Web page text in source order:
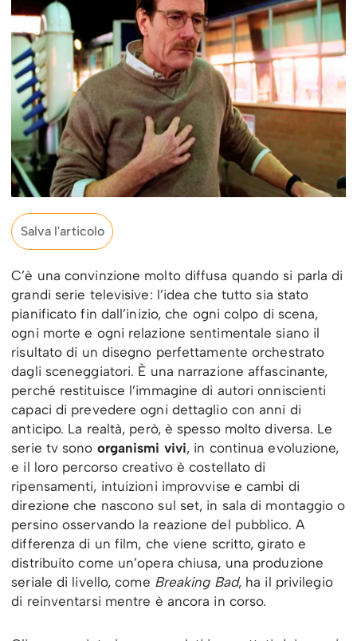
Salva l'articolo
C’è una convinzione molto diffusa quando si parla di
grandi serie televisive: l’idea che tutto sia stato
pianificato fin dall’inizio, che ogni colpo di scena,
ogni morte e ogni relazione sentimentale siano il
risultato di un disegno perfettamente orchestrato
dagli sceneggiatori. È una narrazione affascinante,
perché restituisce l’immagine di autori onniscienti
capaci di prevedere ogni dettaglio con anni di
anticipo. La realtà, però, è spesso molto diversa. Le
serie tv sono organismi vivi, in continua evoluzione,
e il loro percorso creativo è costellato di
ripensamenti, intuizioni improvvise e cambi di
direzione che nascono sul set, in sala di montaggio o
persino osservando la reazione del pubblico. A
differenza di un film, che viene scritto, girato e
distribuito come un’opera chiusa, una produzione
seriale di livello, come Breaking Bad, ha il privilegio
di reinventarsi mentre è ancora in corso.